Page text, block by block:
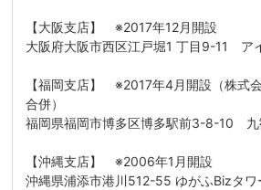
【大阪支店】 ※2017年12月開設
大阪府大阪市西区江戸堀1 丁目9-11 ア
【福岡支店】 ※2017年4月開設（株式
合併）
福岡県福岡市博多区博多駅前3-8-10 九
【沖縄支店】 ※2006年1月開設
沖縄県浦添市港川512-55 ゆがふBizタワ